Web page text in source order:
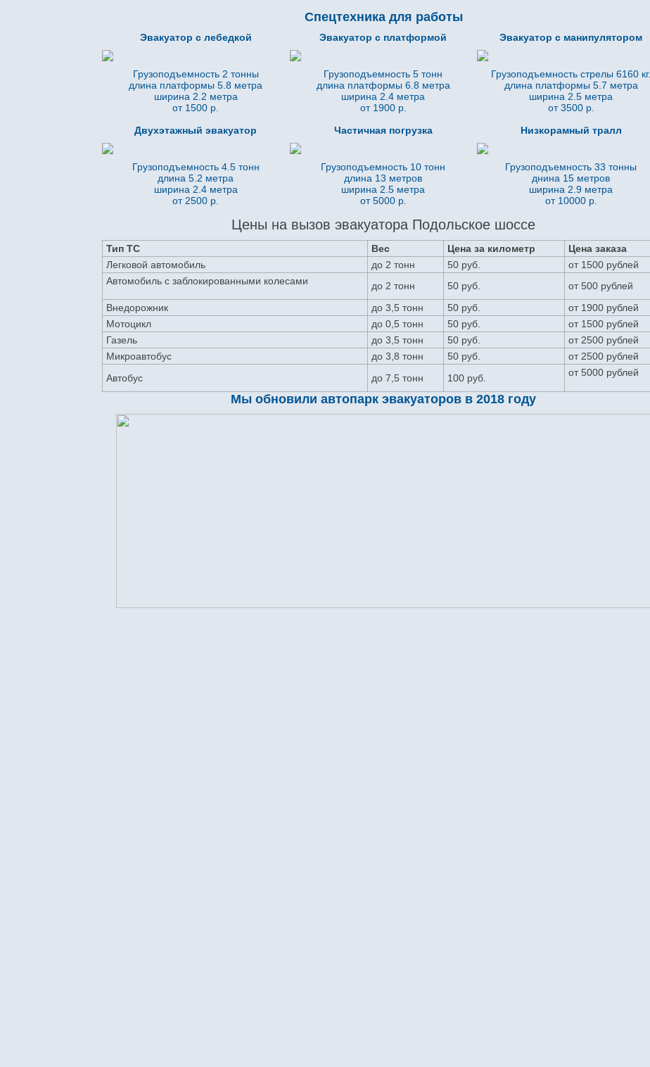
Спецтехника для работы
Эвакуатор с лебедкой
Грузоподъемность 2 тонны
длина платформы 5.8 метра
ширина 2.2 метра
от 1500 р.
Эвакуатор с платформой
Грузоподъемность 5 тонн
длина платформы 6.8 метра
ширина 2.4 метра
от 1900 р.
Эвакуатор с манипулятором
Грузоподъемность стрелы 6160 кг.
длина платформы 5.7 метра
ширина 2.5 метра
от 3500 р.
Двухэтажный эвакуатор
Грузоподъемность 4.5 тонн
длина 5.2 метра
ширина 2.4 метра
от 2500 р.
Частичная погрузка
Грузоподъемность 10 тонн
длина 13 метров
ширина 2.5 метра
от 5000 р.
Низкорамный тралл
Грузоподъемность 33 тонны
днина 15 метров
ширина 2.9 метра
от 10000 р.
Цены на вызов эвакуатора Подольское шоссе
Тип ТС Вес Цена за километр
Цена заказа
Легковой автомобиль
до 2 тонн 50 руб.
от 1500 рублей
Автомобиль с заблокированными колесами
до 2 тонн 50 руб.
от 500 рублей
Внедорожник
до 3,5 тонн 50 руб.
от 1900 рублей
Мотоцикл
до 0,5 тонн 50 руб.
от 1500 рублей
Газель
до 3,5 тонн 50 руб.
от 2500 рублей
Микроавтобус
до 3,8 тонн 50 руб.
от 2500 рублей
Автобус
до 7,5 тонн 100 руб. от 5000 рублей
Мы обновили автопарк эвакуаторов в 2018 году